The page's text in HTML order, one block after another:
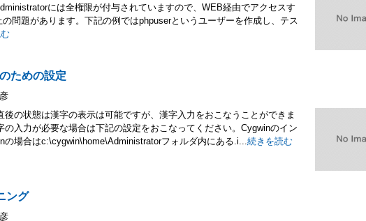
には全権限が付与されていますので、WEB経由でアクセスす
問題があります。下記の例ではphpuserというユーザーを作成し、テス
ための設定
後の状態は漢字の表示は可能ですが、漢字入力をおこなうことができま
の入力が必要な場合は下記の設定をおこなってください。Cygwinのイン
の場合はc:\cygwin\home\Administratorフォルダ内にある.i...続きを読む
ング